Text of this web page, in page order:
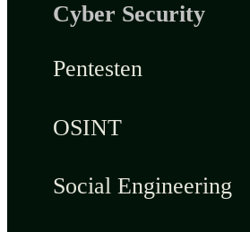
Cyber Security
Pentesten
OSINT
Social Engineering